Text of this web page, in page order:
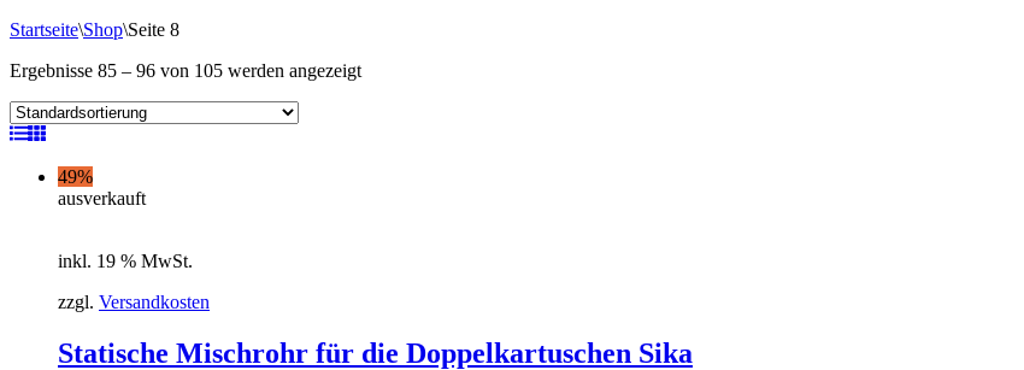
Startseite\Shop\Seite 8
Ergebnisse 85 – 96 von 105 werden angezeigt
49%
ausverkauft
inkl. 19 % MwSt.
zzgl. Versandkosten
Statische Mischrohr für die Doppelkartuschen Sika